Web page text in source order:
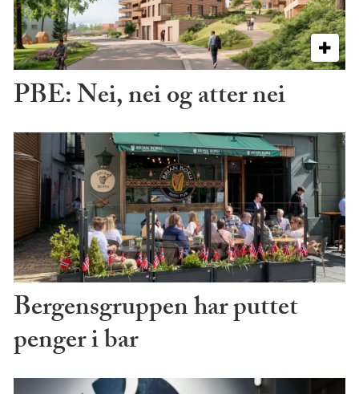
PBE: Nei, nei og atter nei
Bergensgruppen har puttet
penger i bar